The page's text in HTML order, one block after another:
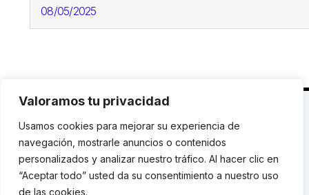
Valoramos tu privacidad
Usamos cookies para mejorar su experiencia de
navegación, mostrarle anuncios o contenidos
personalizados y analizar nuestro tráfico. Al hacer clic en
“Aceptar todo” usted da su consentimiento a nuestro uso
de las cookies.
08/05/2025
C. Avinyó 44, 2n | 08002 Barcelona |T.: +34 93
119 03 72|institut@idhc.org
© Institut de Drets Humans de Catalunya.